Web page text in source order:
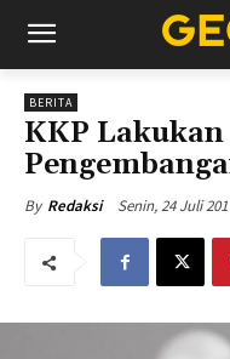
BERITA
KKP Lakukan
By Redaksi Senin, 24 Juli